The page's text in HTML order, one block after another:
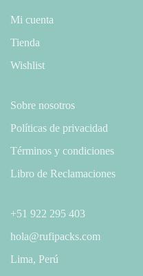
Mi cuenta
Tienda
Wishlist
Sobre nosotros
Políticas de privacidad
Términos y condiciones
Libro de Reclamaciones
+51 922 295 403
hola@rufipacks.com
Lima, Perú